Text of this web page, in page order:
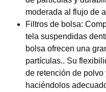
moderada al flujo de
Filtros de bolsa:
tela suspendidas
bolsa ofrecen una
partículas.. Su
de retención de
haciéndolos